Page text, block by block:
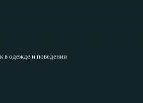
в одежде и поведении